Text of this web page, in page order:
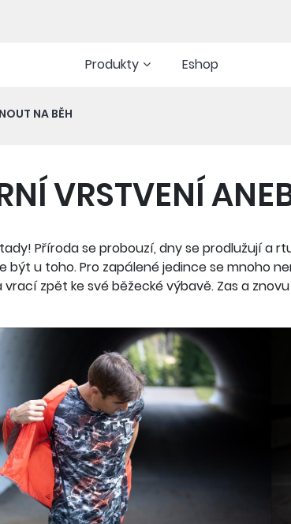
Produkty Eshop
NA BĚH
VRSTVENÍ
Příroda se probouzí, dny se prodlužují a
být u toho. Pro zapálené jedince se mnoho
vrací zpět ke své běžecké výbavě. Zas a